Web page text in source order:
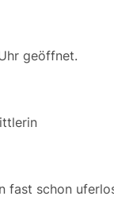
geöffnet.
fast schon